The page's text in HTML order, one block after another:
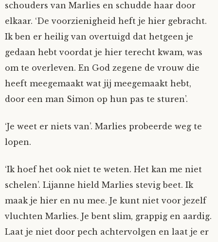
schouders van Marlies en schudde haar door
elkaar. ‘De voorzienigheid heft je hier gebracht.
Ik ben er heilig van overtuigd dat hetgeen je
gedaan hebt voordat je hier terecht kwam, was
om te overleven. En God zegene de vrouw die
heeft meegemaakt wat jij meegemaakt hebt,
door een man Simon op hun pas te sturen’.
‘Je weet er niets van’. Marlies probeerde weg te
lopen.
‘Ik hoef het ook niet te weten. Het kan me niet
schelen’. Lijanne hield Marlies stevig beet. Ik
maak je hier en nu mee. Je kunt niet voor jezelf
vluchten Marlies. Je bent slim, grappig en aardig.
Laat je niet door pech achtervolgen en laat je er